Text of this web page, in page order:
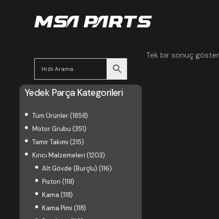
Tek bir sonuç
Yedek Parça Kategorileri
Tüm Ürünler (1858)
Motor Grubu (351)
Tamir Takımı (215)
Kırıcı Malzemeleri (1203)
Alt Gövde (Burçlu) (116)
Piston (118)
Kama (118)
Kama Pimi (118)